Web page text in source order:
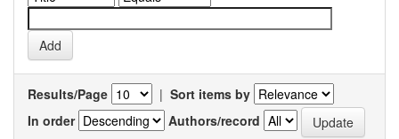
Results/Page | Sort items by
In order
Authors/record